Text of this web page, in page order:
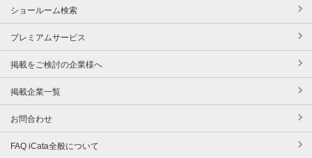
ショールーム検索
プレミアムサービス
掲載をご検討の企業様へ
掲載企業一覧
お問合わせ
FAQ iCata全般について